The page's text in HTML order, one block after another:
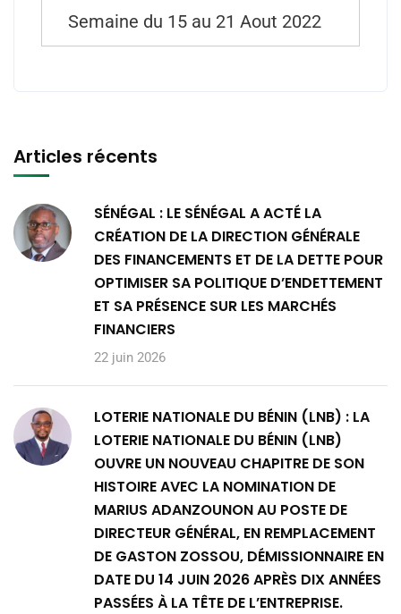
Semaine du 15 au 21 Aout 2022
Articles récents
SÉNÉGAL : LE SÉNÉGAL A ACTÉ LA
CRÉATION DE LA DIRECTION GÉNÉRALE
DES FINANCEMENTS ET DE LA DETTE POUR
OPTIMISER SA POLITIQUE D’ENDETTEMENT
ET SA PRÉSENCE SUR LES MARCHÉS
FINANCIERS
22 juin 2026
LOTERIE NATIONALE DU BÉNIN (LNB) : LA
LOTERIE NATIONALE DU BÉNIN (LNB)
OUVRE UN NOUVEAU CHAPITRE DE SON
HISTOIRE AVEC LA NOMINATION DE
MARIUS ADANZOUNON AU POSTE DE
DIRECTEUR GÉNÉRAL, EN REMPLACEMENT
DE GASTON ZOSSOU, DÉMISSIONNAIRE EN
DATE DU 14 JUIN 2026 APRÈS DIX ANNÉES
PASSÉES À LA TÊTE DE L’ENTREPRISE.